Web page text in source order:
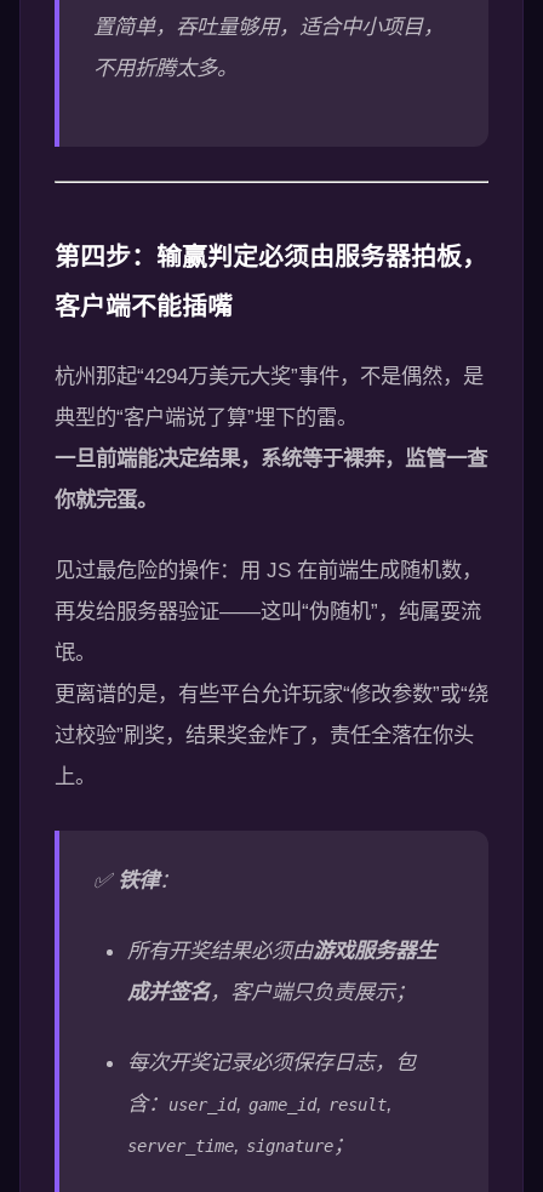
置简单，吞吐量够用，适合中小项目，
不用折腾太多。
第四步：输赢判定必须由服务器拍板，
客户端不能插嘴
杭州那起“4294万美元大奖”事件，不是偶然，是
典型的“客户端说了算”埋下的雷。
一旦前端能决定结果，系统等于裸奔，监管一查
你就完蛋。
见过最危险的操作：用 JS 在前端生成随机数，
再发给服务器验证——这叫“伪随机”，纯属耍流
氓。
更离谱的是，有些平台允许玩家“修改参数”或“绕
过校验”刷奖，结果奖金炸了，责任全落在你头
上。
✅ 铁律：
所有开奖结果必须由游戏服务器生
成并签名，客户端只负责展示；
每次开奖记录必须保存日志，包
含：
user_id, game_id, result,
server_time, signature；